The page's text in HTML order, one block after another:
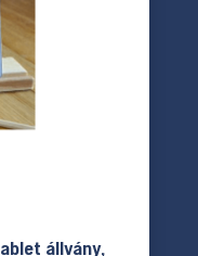
állvány,